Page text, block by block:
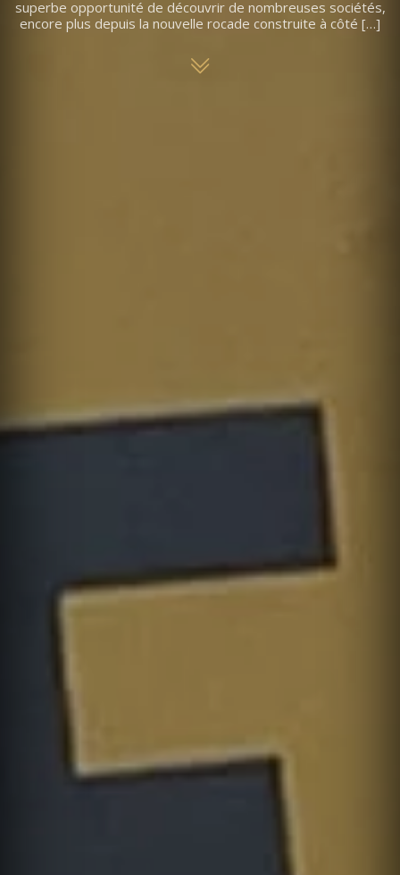
superbe opportunité de découvrir de nombreuses sociétés,
encore plus depuis la nouvelle rocade construite à côté […]